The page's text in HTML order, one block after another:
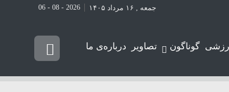
جمعه , ۱۶ مرداد ۱۴۰۵ 2026 - 08 - 06
گوناگون تصاویر درباره‌ی ما